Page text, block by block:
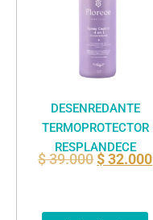
DESENREDANTE
TERMOPROTECTOR
RESPLANDECE
$39.000$32.000